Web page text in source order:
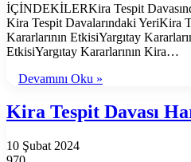
İÇİNDEKİLERKira Tespit
Kira Tespit Davalarındaki YeriKira
Kararlarının EtkisiYargıtay
EtkisiYargıtay Kararlarının Kira…
Devamını Oku »
Kira Tespit Davası
10 Şubat 2024